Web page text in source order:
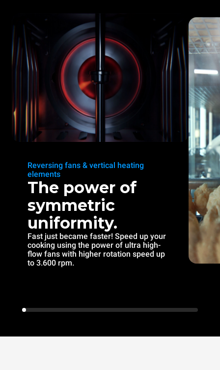
Reversing fans & vertical heating
elements
The power of
symmetric
uniformity.
Fast just became faster! Speed up your
cooking using the power of ultra high-
flow fans with higher rotation speed up
to 3.600 rpm.